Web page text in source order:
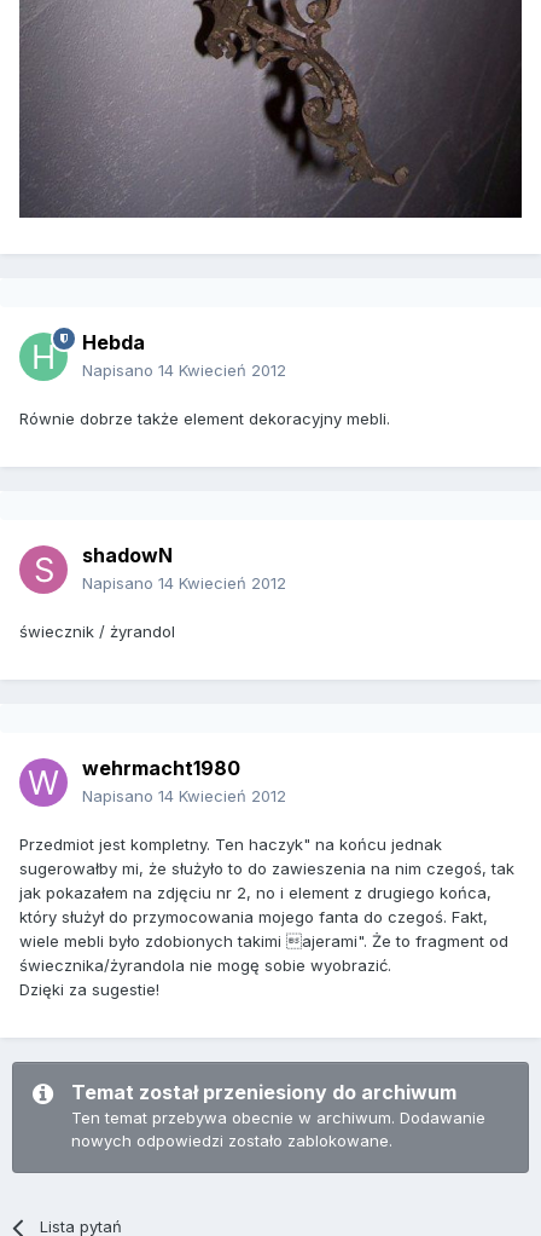
Hebda
Napisano 14 Kwiecień 2012
Równie dobrze także element dekoracyjny mebli.
shadowN
Napisano 14 Kwiecień 2012
świecznik / żyrandol
wehrmacht1980
Napisano 14 Kwiecień 2012
Przedmiot jest kompletny. Ten haczyk" na końcu jednak
sugerowałby mi, że służyło to do zawieszenia na nim czegoś, tak
jak pokazałem na zdjęciu nr 2, no i element z drugiego końca,
który służył do przymocowania mojego fanta do czegoś. Fakt,
wiele mebli było zdobionych takimi ajerami". Że to fragment od
świecznika/żyrandola nie mogę sobie wyobrazić.
Dzięki za sugestie!
Temat został przeniesiony do archiwum
Ten temat przebywa obecnie w archiwum. Dodawanie
nowych odpowiedzi zostało zablokowane.
Lista pytań